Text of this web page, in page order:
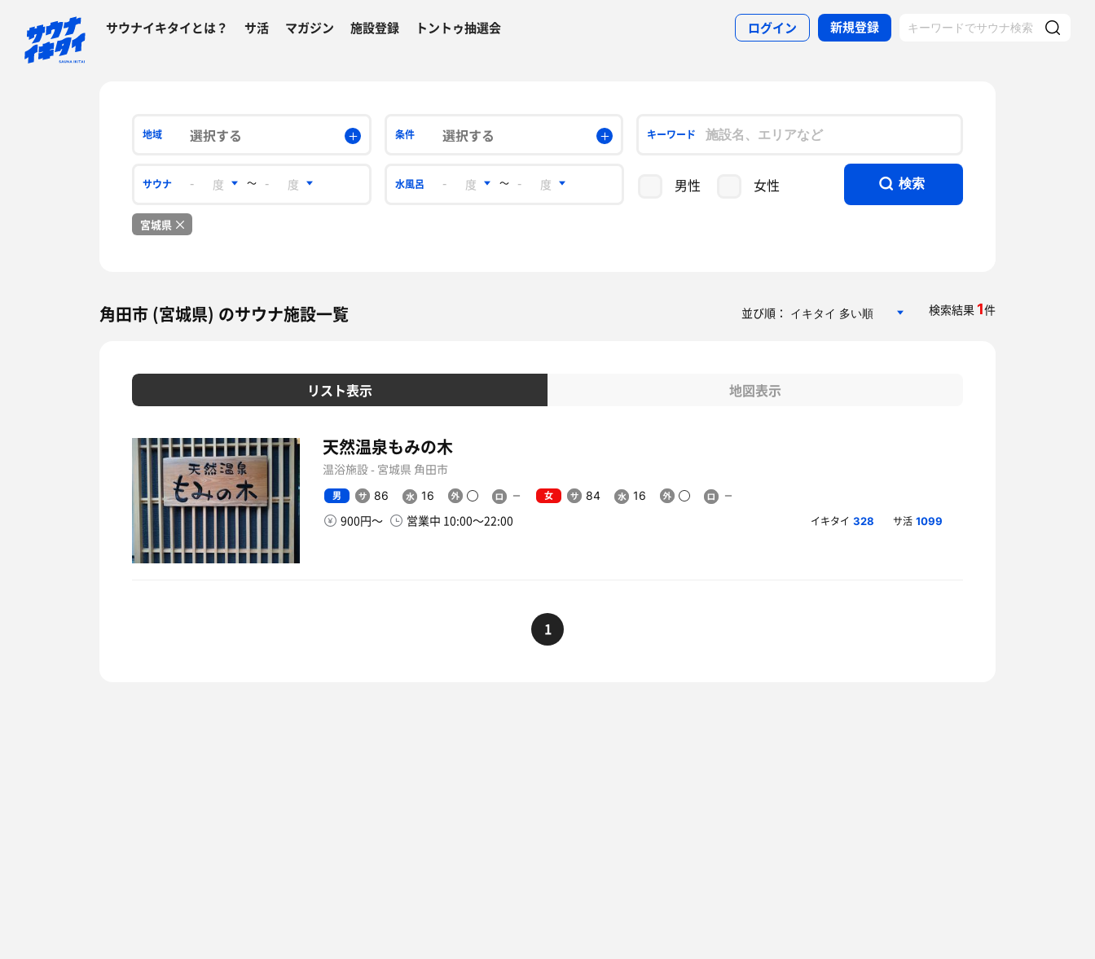
サウナイキタイとは？ サ活 マガジン 施設登録 トントゥ抽選会 ログイン 新規登録
地域 選択する 条件 選択する キーワード
サウナ 〜 水風呂 〜 男性 女性 検索
宮城県
角田市 (宮城県) のサウナ施設一覧 検索結果 1件
並び順：
リスト表示 地図表示
天然温泉もみの木
温浴施設 - 宮城県 角田市
男 86 16 女 84 16
900円〜 営業中 10:00〜22:00 イキタイ 328 サ活 1099
1